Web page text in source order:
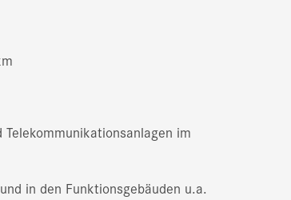
im
in den Funktionsgebäuden u.a.